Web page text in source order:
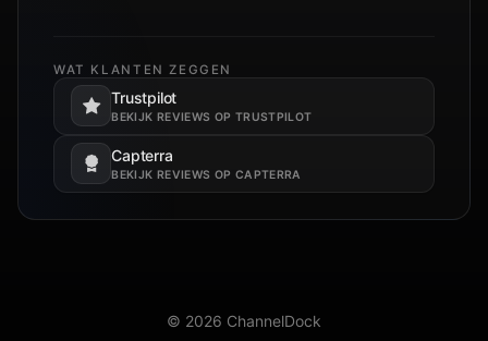
WAT KLANTEN ZEGGEN
Trustpilot
BEKIJK REVIEWS OP TRUSTPILOT
Opent in een nieuw tabblad.
Capterra
BEKIJK REVIEWS OP CAPTERRA
Opent in een nieuw tabblad.
© 2026 ChannelDock